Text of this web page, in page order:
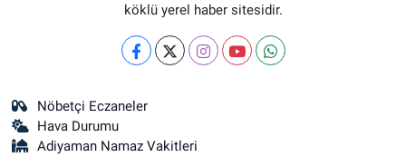
köklü yerel haber sitesidir.
Nöbetçi Eczaneler
Hava Durumu
Adiyaman Namaz Vakitleri